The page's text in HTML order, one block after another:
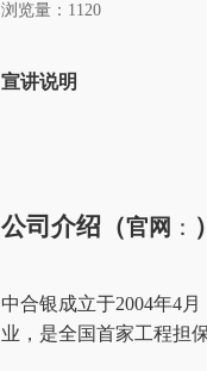
浏览量：1120
宣讲说明
公司介绍（官网 ： ）
中合银成立于2004年4
业，是全国首家工程担